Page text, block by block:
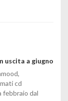
uscita a giugno
cd
dal